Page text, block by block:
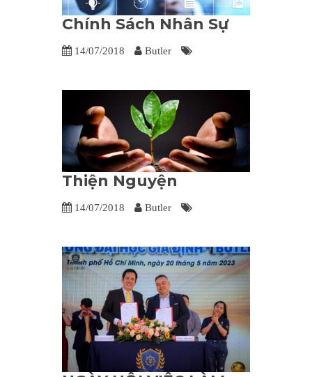
Chính Sách Nhân Sự
14/07/2018 Butler
Thiện Nguyện
14/07/2018 Butler